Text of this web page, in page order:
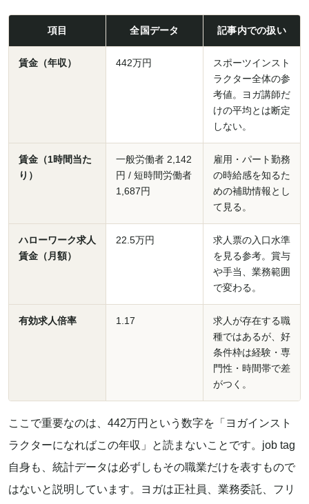
項目 全国データ 記事内での扱い
賃金（年収） 442万円
スポーツインスト
ラクター全体の参
考値。ヨガ講師だ
けの平均とは断定
しない。
賃金（1時間当た
り）
一般労働者 2,142
円 / 短時間労働者
1,687円
雇用・パート勤務
の時給感を知るた
めの補助情報とし
て見る。
ハローワーク求人
賃金（月額）
22.5万円
求人票の入口水準
を見る参考。賞与
や手当、業務範囲
で変わる。
有効求人倍率 1.17
求人が存在する職
種ではあるが、好
条件枠は経験・専
門性・時間帯で差
がつく。
ここで重要なのは、442万円という数字を「ヨガインスト
ラクターになればこの年収」と読まないことです。job tag
自身も、統計データは必ずしもその職業だけを表すもので
はないと説明しています。ヨガは正社員、業務委託、フリ